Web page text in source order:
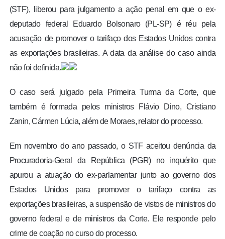
FOTOS
COLUNISTAS
(STF), liberou para julgamento a ação penal em que o ex-
deputado federal Eduardo Bolsonaro (PL-SP) é réu pela
acusação de promover o tarifaço dos Estados Unidos contra
as exportações brasileiras. A data da análise do caso ainda
não foi definida.
O caso será julgado pela Primeira Turma da Corte, que
também é formada pelos ministros Flávio Dino, Cristiano
Zanin, Cármen Lúcia, além de Moraes, relator do processo.
Em novembro do ano passado, o STF aceitou denúncia da
Procuradoria-Geral da República (PGR) no inquérito que
apurou a atuação do ex-parlamentar junto ao governo dos
Estados Unidos para promover o tarifaço contra as
exportações brasileiras, a suspensão de vistos de ministros do
governo federal e de ministros da Corte. Ele responde pelo
crime de coação no curso do processo.